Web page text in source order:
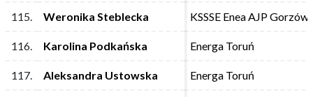
115. Weronika Steblecka KSSSE Enea AJP
116. Karolina Podkańska Energa Toruń
117. Aleksandra Ustowska Energa Toruń
115. Weronika Steblecka KSSSE Enea AJP
116. Karolina Podkańska Energa Toruń
117. Aleksandra Ustowska Energa Toruń